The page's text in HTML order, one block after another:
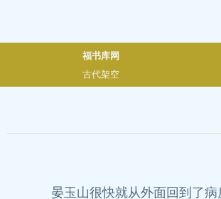
福书库网
古代架空
晏玉山很快就从外面回到了病